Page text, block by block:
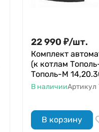
22 990 ₽/шт.
Комплект
(к котлам
Тополь-М
В наличииАртикул
В корзину